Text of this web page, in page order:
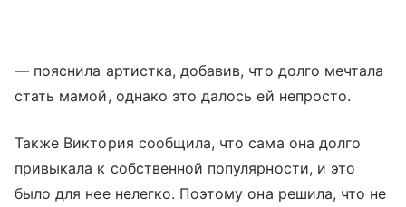
— пояснила артистка, добавив, что долго мечтала
стать мамой, однако это далось ей непросто.
Также Виктория сообщила, что сама она долго
привыкала к собственной популярности, и это
было для нее нелегко. Поэтому она решила, что не